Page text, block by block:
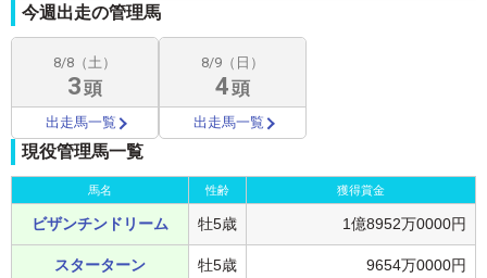
今週出走の管理馬
8/8（土）
3頭
出走馬一覧
8/9（日）
4頭
出走馬一覧
現役管理馬一覧
馬名 性齢 獲得賞金
ビザンチンドリーム 牡5歳 1億8952万0000円
スターターン 牡5歳 9654万0000円